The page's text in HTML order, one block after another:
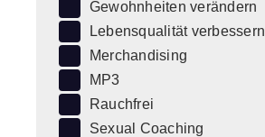
Gewohnheiten verändern
Lebensqualität verbessern
Merchandising
MP3
Rauchfrei
Sexual Coaching